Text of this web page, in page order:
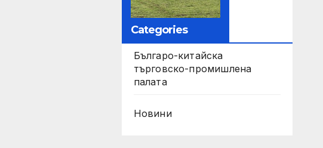
Categories
Българо-китайска
търговско-промишлена
палата
Новини